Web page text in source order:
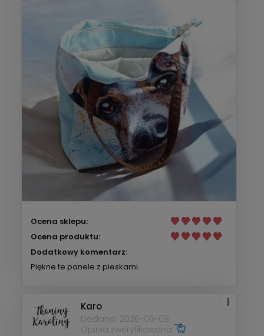
Ocena sklepu:
Ocena produktu:
Dodatkowy komentarz:
Piękne te panele z pieskami.
Karo
Dodano: 2026-06-08
Opinia zweryfikowana